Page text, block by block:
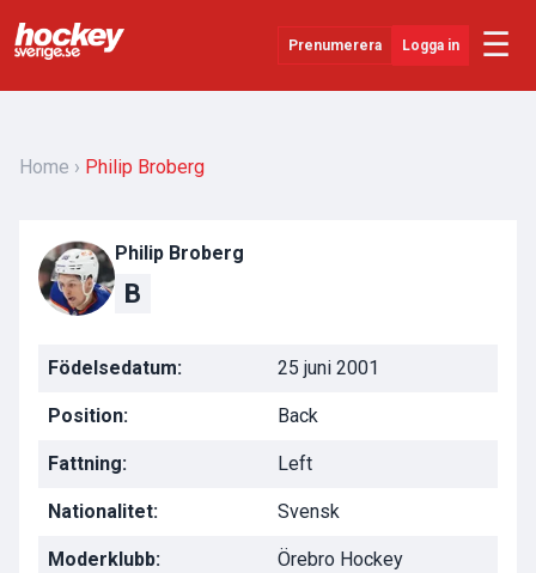
Prenumerera Logga in ☰
YouTube
Evenemang
Övrigt
Home Philip Broberg
Philip Broberg
B
Födelsedatum: 25 juni 2001
Position: Back
Fattning: Left
Nationalitet: Svensk
Moderklubb: Örebro Hockey